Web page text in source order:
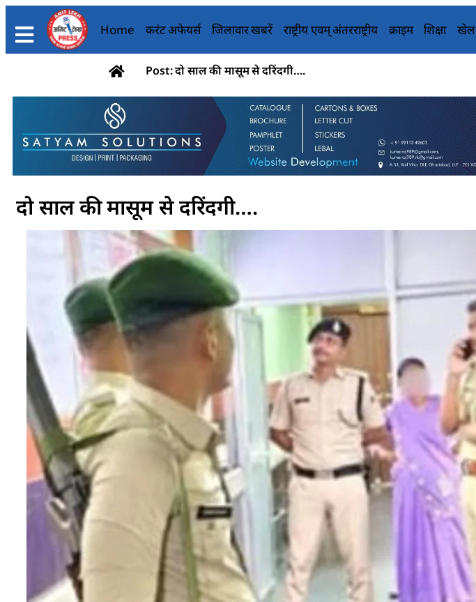
Home करंट अफेयर्स जिलावार खबरें राष्ट्रीय एवम् अंतरराष्ट्रीय क्राइम शिक्षा खेल
Post: दो साल की मासूम से दरिंदगी….
दो साल की मासूम से दरिंदगी….